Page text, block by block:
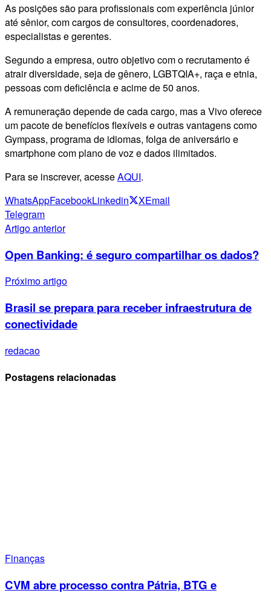
As posições são para profissionais com experiência júnior
até sênior, com cargos de consultores, coordenadores,
especialistas e gerentes.
Segundo a empresa, outro objetivo com o recrutamento é
atrair diversidade, seja de gênero, LGBTQIA+, raça e etnia,
pessoas com deficiência e acime de 50 anos.
A remuneração depende de cada cargo, mas a Vivo oferece
um pacote de benefícios flexíveis e outras vantagens como
Gympass, programa de idiomas, folga de aniversário e
smartphone com plano de voz e dados ilimitados.
Para se inscrever, acesseAQUI.
WhatsAppFacebookLinkedin XEmail
Telegram
Artigo anterior
Open Banking: é seguro compartilhar os dados?
Próximo artigo
Brasil se prepara para receber infraestrutura de
conectividade
redacao
Postagens relacionadas
Finanças
CVM abre processo contra Pátria, BTG e